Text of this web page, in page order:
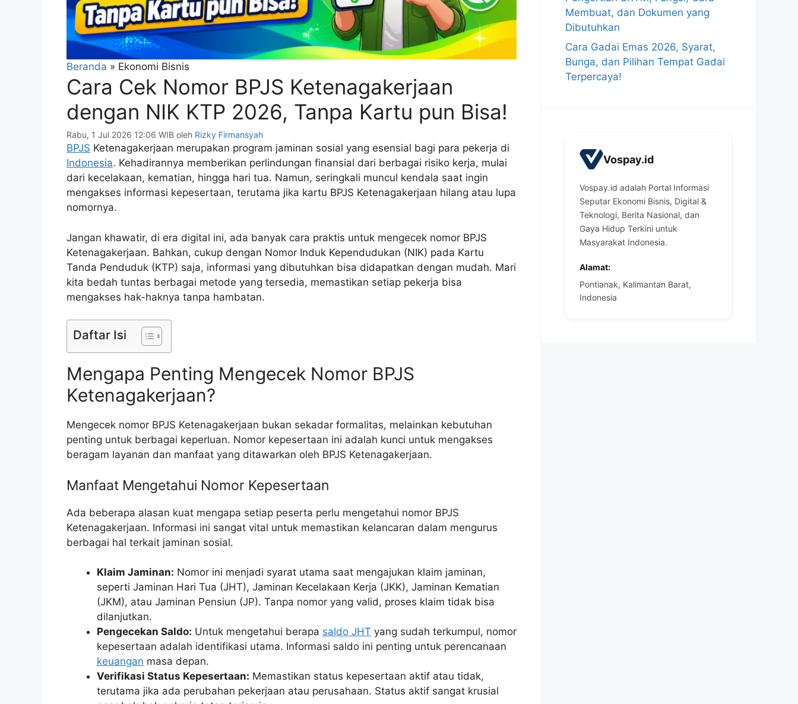
Beranda » Ekonomi Bisnis
Cara Cek Nomor BPJS Ketenagakerjaan
dengan NIK KTP 2026, Tanpa Kartu pun Bisa!
Rabu, 1 Jul 2026 12:06 WIB oleh Rizky Firmansyah
BPJS Ketenagakerjaan merupakan program jaminan sosial yang esensial bagi para pekerja di
Indonesia. Kehadirannya memberikan perlindungan finansial dari berbagai risiko kerja, mulai
dari kecelakaan, kematian, hingga hari tua. Namun, seringkali muncul kendala saat ingin
mengakses informasi kepesertaan, terutama jika kartu BPJS Ketenagakerjaan hilang atau lupa
nomornya.
Jangan khawatir, di era digital ini, ada banyak cara praktis untuk mengecek nomor BPJS
Ketenagakerjaan. Bahkan, cukup dengan Nomor Induk Kependudukan (NIK) pada Kartu
Tanda Penduduk (KTP) saja, informasi yang dibutuhkan bisa didapatkan dengan mudah. Mari
kita bedah tuntas berbagai metode yang tersedia, memastikan setiap pekerja bisa
mengakses hak-haknya tanpa hambatan.
Daftar Isi
Mengapa Penting Mengecek Nomor BPJS
Ketenagakerjaan?
Mengecek nomor BPJS Ketenagakerjaan bukan sekadar formalitas, melainkan kebutuhan
penting untuk berbagai keperluan. Nomor kepesertaan ini adalah kunci untuk mengakses
beragam layanan dan manfaat yang ditawarkan oleh BPJS Ketenagakerjaan.
Manfaat Mengetahui Nomor Kepesertaan
Ada beberapa alasan kuat mengapa setiap peserta perlu mengetahui nomor BPJS
Ketenagakerjaan. Informasi ini sangat vital untuk memastikan kelancaran dalam mengurus
berbagai hal terkait jaminan sosial.
Klaim Jaminan: Nomor ini menjadi syarat utama saat mengajukan klaim jaminan,
seperti Jaminan Hari Tua (JHT), Jaminan Kecelakaan Kerja (JKK), Jaminan Kematian
(JKM), atau Jaminan Pensiun (JP). Tanpa nomor yang valid, proses klaim tidak bisa
dilanjutkan.
Pengecekan Saldo: Untuk mengetahui berapa saldo JHT yang sudah terkumpul, nomor
kepesertaan adalah identifikasi utama. Informasi saldo ini penting untuk perencanaan
keuangan masa depan.
Verifikasi Status Kepesertaan: Memastikan status kepesertaan aktif atau tidak,
terutama jika ada perubahan pekerjaan atau perusahaan. Status aktif sangat krusial
Membuat, dan Dokumen yang
Dibutuhkan
Cara Gadai Emas 2026, Syarat,
Bunga, dan Pilihan Tempat Gadai
Terpercaya!
Vospay.id
Vospay.id adalah Portal Informasi
Seputar Ekonomi Bisnis, Digital &
Teknologi, Berita Nasional, dan
Gaya Hidup Terkini untuk
Masyarakat Indonesia.
Alamat:
Pontianak, Kalimantan Barat,
Indonesia